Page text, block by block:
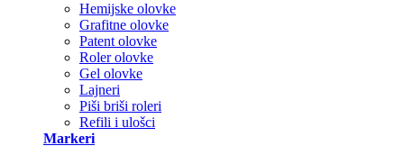
Hemijske olovke
Grafitne olovke
Patent olovke
Roler olovke
Gel olovke
Lajneri
Piši briši roleri
Refili i ulošci
Markeri